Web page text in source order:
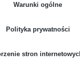
Warunki ogólne
Polityka prywatności
stron